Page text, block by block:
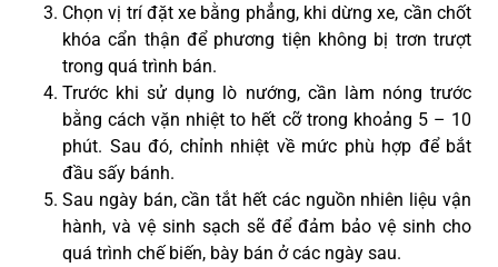
Chọn vị trí đặt xe bằng phẳng, khi dừng xe, cần chốt
khóa cẩn thận để phương tiện không bị trơn trượt
trong quá trình bán.
Trước khi sử dụng lò nướng, cần làm nóng trước
bằng cách vặn nhiệt to hết cỡ trong khoảng 5 – 10
phút. Sau đó, chỉnh nhiệt về mức phù hợp để bắt
đầu sấy bánh.
Sau ngày bán, cần tắt hết các nguồn nhiên liệu vận
hành, và vệ sinh sạch sẽ để đảm bảo vệ sinh cho
quá trình chế biến, bày bán ở các ngày sau.